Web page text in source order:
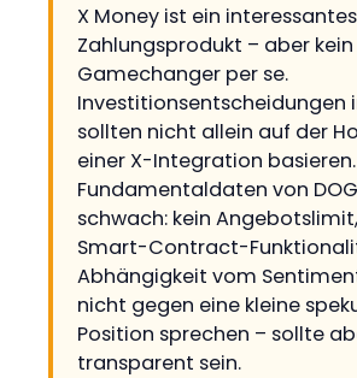
X Money ist ein interessantes
Zahlungsprodukt – aber
Gamechanger per se.
Investitionsentscheidungen
sollten nicht allein auf der
einer X-Integration
Fundamentaldaten von
schwach: kein
Smart-Contract-
Abhängigkeit vom
nicht gegen eine kleine
Position sprechen – sollte
transparent sein.